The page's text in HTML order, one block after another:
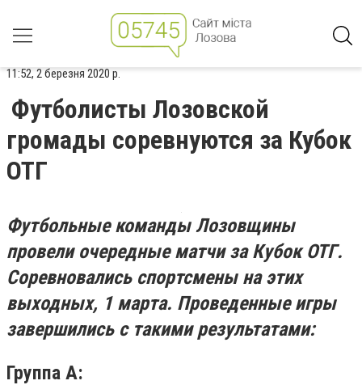
11:52, 2 березня 2020 р.
Футболисты Лозовской
громады соревнуются за Кубок
ОТГ
Футбольные команды Лозовщины
провели очередные матчи за Кубок ОТГ.
Соревновались спортсмены на этих
выходных, 1 марта. Проведенные игры
завершились с такими результатами:
Группа А: